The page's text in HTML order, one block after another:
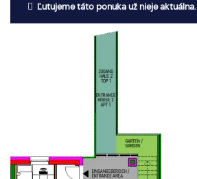
Ľutujeme táto ponuka už nieje aktuálna.